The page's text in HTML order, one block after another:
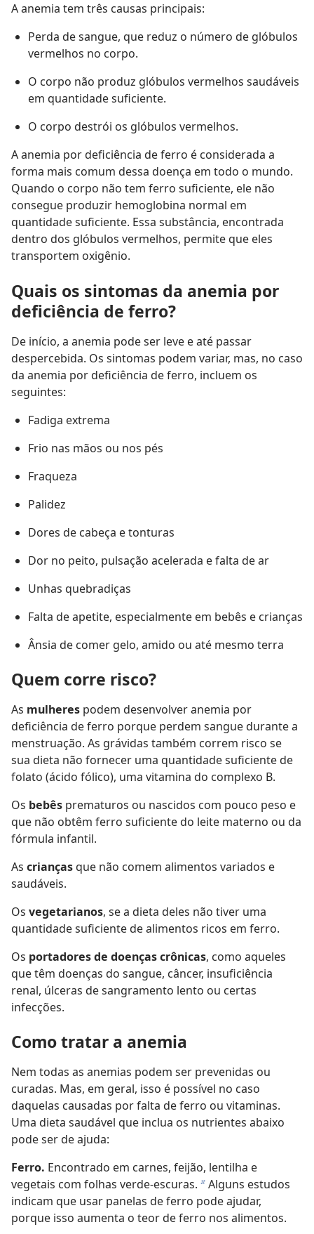
A anemia tem três causas principais:
Perda de sangue, que reduz o número de glóbulos
vermelhos no corpo.
O corpo não produz glóbulos vermelhos saudáveis
em quantidade suficiente.
O corpo destrói os glóbulos vermelhos.
A anemia por deficiência de ferro é considerada a
forma mais comum dessa doença em todo o mundo.
Quando o corpo não tem ferro suficiente, ele não
consegue produzir hemoglobina normal em
quantidade suficiente. Essa substância, encontrada
dentro dos glóbulos vermelhos, permite que eles
transportem oxigênio.
Quais os sintomas da anemia por
deficiência de ferro?
De início, a anemia pode ser leve e até passar
despercebida. Os sintomas podem variar, mas, no caso
da anemia por deficiência de ferro, incluem os
seguintes:
Fadiga extrema
Frio nas mãos ou nos pés
Fraqueza
Palidez
Dores de cabeça e tonturas
Dor no peito, pulsação acelerada e falta de ar
Unhas quebradiças
Falta de apetite, especialmente em bebês e crianças
Ânsia de comer gelo, amido ou até mesmo terra
Quem corre risco?
As mulheres podem desenvolver anemia por
deficiência de ferro porque perdem sangue durante a
menstruação. As grávidas também correm risco se
sua dieta não fornecer uma quantidade suficiente de
folato (ácido fólico), uma vitamina do complexo B.
Os bebês prematuros ou nascidos com pouco peso e
que não obtêm ferro suficiente do leite materno ou da
fórmula infantil.
As criançasque não comem alimentos variados e
saudáveis.
Os vegetarianos, se a dieta deles não tiver uma
quantidade suficiente de alimentos ricos em ferro.
Os portadores de doenças crônicas, como aqueles
que têm doenças do sangue, câncer, insuficiência
renal, úlceras de sangramento lento ou certas
infecções.
Como tratar a anemia
Nem todas as anemias podem ser prevenidas ou
curadas. Mas, em geral, isso é possível no caso
daquelas causadas por falta de ferro ou vitaminas.
Uma dieta saudável que inclua os nutrientes abaixo
pode ser de ajuda:
Ferro. Encontrado em carnes, feijão, lentilha e
vegetais com folhas verde-escuras. bAlguns estudos
indicam que usar panelas de ferro pode ajudar,
porque isso aumenta o teor de ferro nos alimentos.